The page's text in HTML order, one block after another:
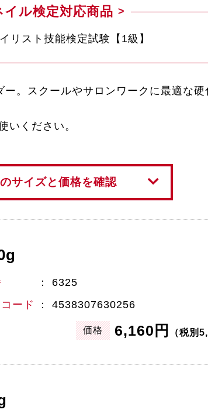
イル検定対応商品
リスト技能検定試験【1級】
。スクールやサロンワークに最適な硬
いください。
サイズと価格を確認
6325
ード
4538307630256
価格 6,160円 （税別